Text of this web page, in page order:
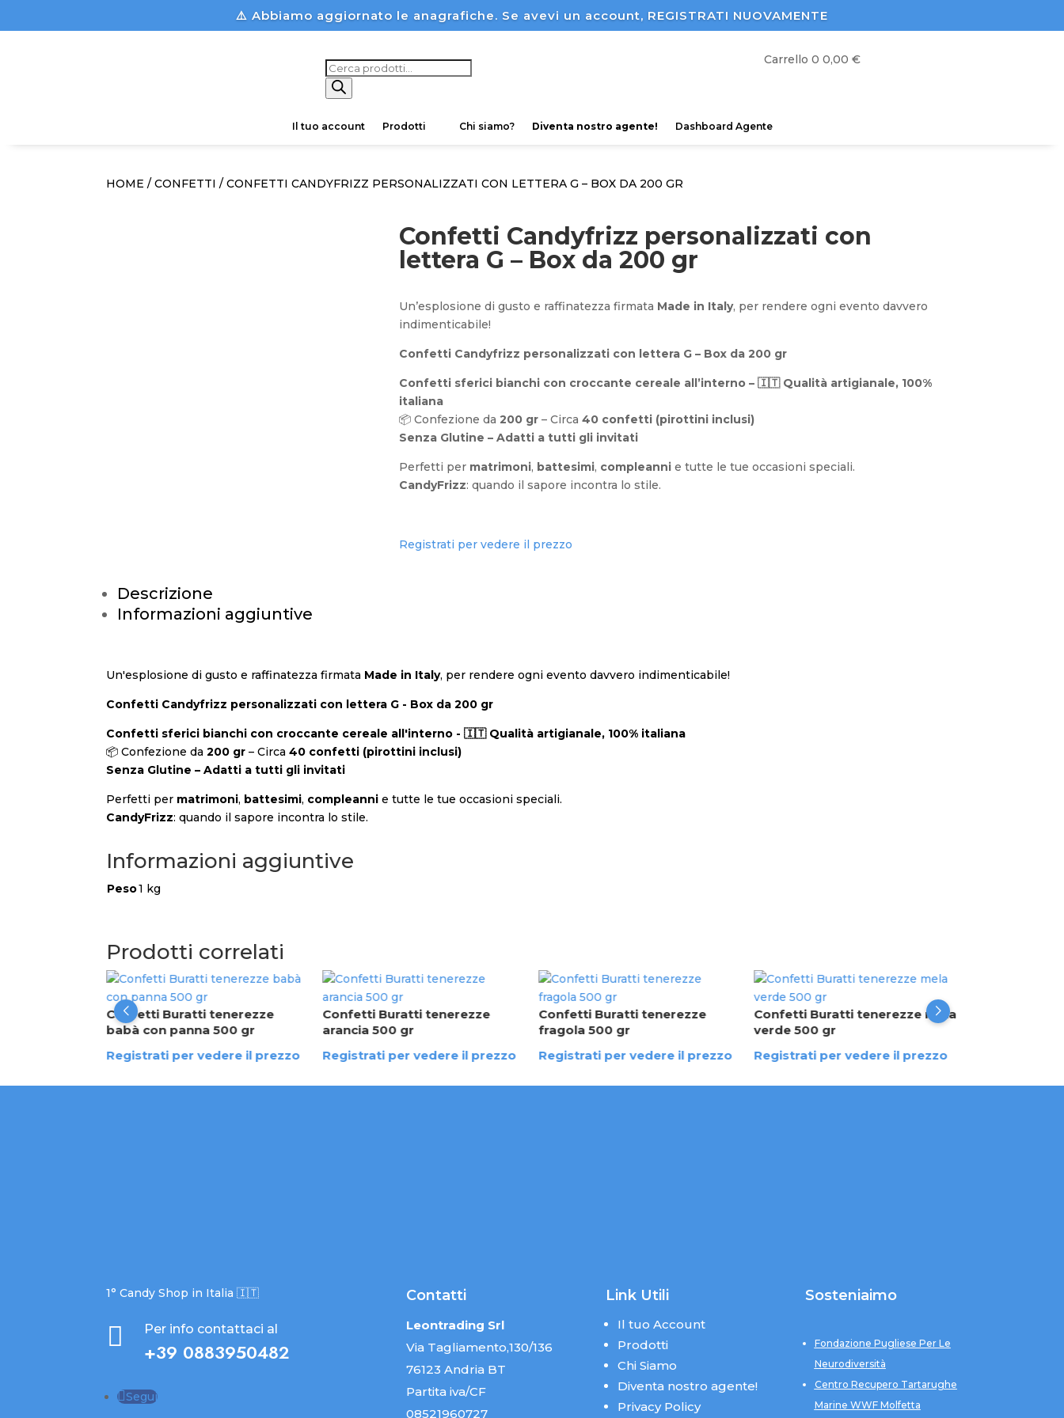
⚠️ Abbiamo aggiornato le anagrafiche. Se avevi un account, REGISTRATI NUOVAMENTE
Products
search
Carrello 0 0,00 €
Il tuo account Prodotti Chi siamo? Diventa nostro agente! Dashboard Agente
HOME /CONFETTI / CONFETTI CANDYFRIZZ PERSONALIZZATI CON LETTERA G – BOX DA 200 GR
Confetti Candyfrizz personalizzati con
lettera G – Box da 200 gr
Un’esplosione di gusto e raffinatezza firmata Made in Italy, per rendere ogni evento davvero
indimenticabile!
Confetti Candyfrizz personalizzati con lettera G – Box da 200 gr
Confetti sferici bianchi con croccante cereale all’interno – 🇮🇹 Qualità artigianale, 100%
italiana
📦 Confezione da 200 gr– Circa 40 confetti (pirottini inclusi)
Senza Glutine – Adatti a tutti gli invitati
Perfetti per matrimoni, battesimi, compleannie tutte le tue occasioni speciali.
CandyFrizz: quando il sapore incontra lo stile.
Registrati per vedere il prezzo
Descrizione
Informazioni aggiuntive
Un'esplosione di gusto e raffinatezza firmata Made in Italy, per rendere ogni evento davvero indimenticabile!
Confetti Candyfrizz personalizzati con lettera G - Box da 200 gr
Confetti sferici bianchi con croccante cereale all'interno - 🇮🇹 Qualità artigianale, 100% italiana
📦 Confezione da200 gr – Circa40 confetti (pirottini inclusi)
Senza Glutine – Adatti a tutti gli invitati
Perfetti per matrimoni, battesimi, compleanni e tutte le tue occasioni speciali.
CandyFrizz: quando il sapore incontra lo stile.
Informazioni aggiuntive
Peso1 kg
Prodotti correlati
Confetti Buratti tenerezze
babà con panna 500 gr
Registrati per vedere il prezzo
Confetti Buratti tenerezze
arancia 500 gr
Registrati per vedere il prezzo
Confetti Buratti tenerezze
fragola 500 gr
Registrati per vedere il prezzo
Confetti Buratti tenerezze mela
verde 500 gr
Registrati per vedere il prezzo
1° Candy Shop in Italia 🇮🇹
 Per info contattaci al
+39 0883950482
Segui
Contatti
Leontrading Srl
Via Tagliamento,130/136
76123 Andria BT
Partita iva/CF
08521960727
Link Utili
Il tuo Account
Prodotti
Chi Siamo
Diventa nostro agente!
Privacy Policy
Sosteniaimo
Fondazione Pugliese Per Le
Neurodiversità
Centro Recupero Tartarughe
Marine WWF Molfetta